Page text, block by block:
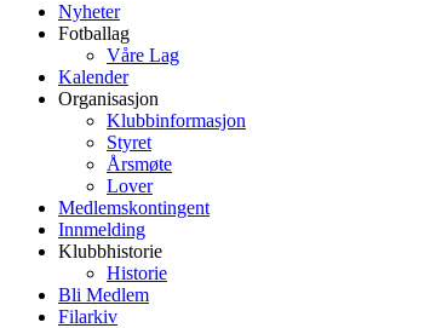
Nyheter
Fotballag
Våre Lag
Kalender
Organisasjon
Klubbinformasjon
Styret
Årsmøte
Lover
Medlemskontingent
Innmelding
Klubbhistorie
Historie
Bli Medlem
Filarkiv